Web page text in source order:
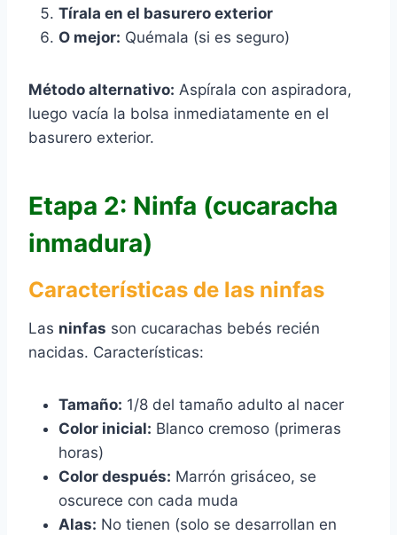
Tírala en el basurero exterior
O mejor: Quémala (si es seguro)
Método alternativo: Aspírala con aspiradora,
luego vacía la bolsa inmediatamente en el
basurero exterior.
Etapa 2: Ninfa (cucaracha
inmadura)
Características de las ninfas
Las ninfas son cucarachas bebés recién
nacidas. Características:
Tamaño: 1/8 del tamaño adulto al nacer
Color inicial: Blanco cremoso (primeras
horas)
Color después: Marrón grisáceo, se
oscurece con cada muda
Alas: No tienen (solo se desarrollan en